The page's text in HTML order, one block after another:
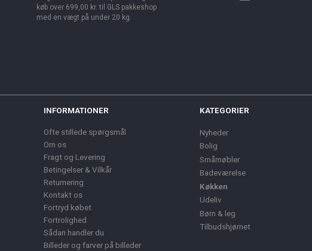
køb over 699,00 kr. til GLS pakkeshop
med en vægt på under 20 kg.
INFORMATIONER
Ofte stillede spørgsmål
Om os
Fragt og Levering
Betingelser & Vilkår
Returnering
Kontakt os
Fortryd købet
Fortrolighed
Sådan handler du
Billeder og farver på billeder
KATEGORIER
Nyheder
Bolig
Småmøbler
Badeværelse
Køkken
Udeliv
Børn & leg
Tilbudshjørnet